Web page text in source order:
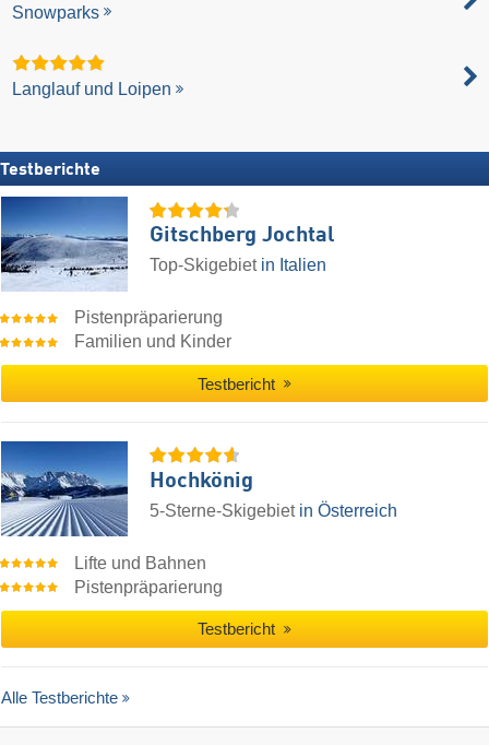
Snowparks
Langlauf und Loipen
Testberichte
Gitschberg Jochtal
Top-Skigebiet in Italien
Pistenpräparierung
Familien und Kinder
Testbericht
Hochkönig
5-Sterne-Skigebiet in Österreich
Lifte und Bahnen
Pistenpräparierung
Testbericht
Alle Testberichte